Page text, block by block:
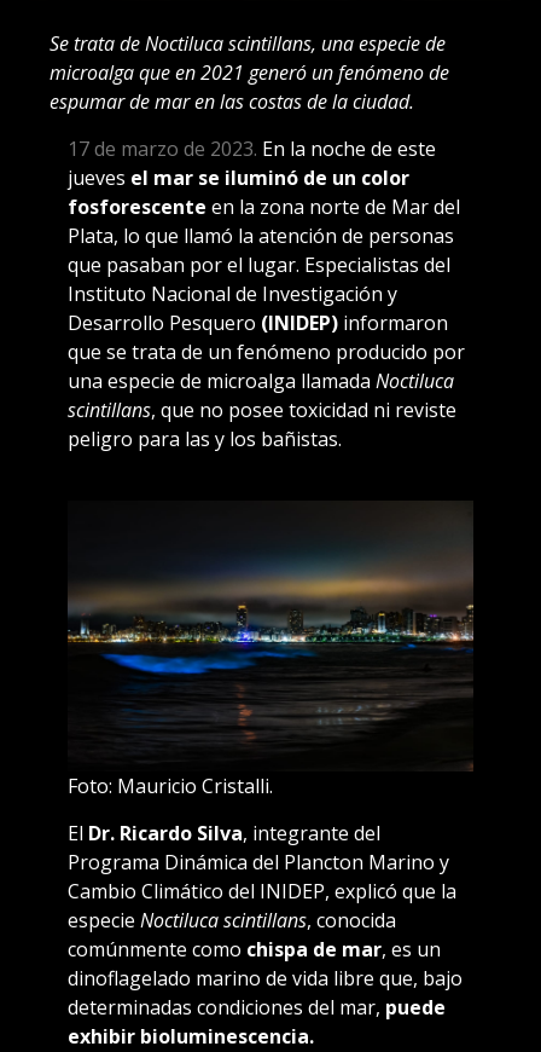
Se trata de Noctiluca scintillans, una especie de
microalga que en 2021 generó un fenómeno de
espumar de mar en las costas de la ciudad.
17 de marzo de 2023. En la noche de este
jueves el mar se iluminó de un color
fosforescente en la zona norte de Mar del
Plata, lo que llamó la atención de personas
que pasaban por el lugar. Especialistas del
Instituto Nacional de Investigación y
Desarrollo Pesquero (INIDEP) informaron
que se trata de un fenómeno producido por
una especie de microalga llamada Noctiluca
scintillans, que no posee toxicidad ni reviste
peligro para las y los bañistas.
Foto: Mauricio Cristalli.
El Dr. Ricardo Silva, integrante del
Programa Dinámica del Plancton Marino y
Cambio Climático del INIDEP, explicó que la
especie Noctiluca scintillans, conocida
comúnmente como chispa de mar, es un
dinoflagelado marino de vida libre que, bajo
determinadas condiciones del mar, puede
exhibir bioluminescencia.